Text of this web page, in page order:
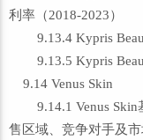
利率（2018-2023）
9.13.4 Kypris
9.13.5 Kypris
9.14 Venus Skin
9.14.1 Venus Skin
售区域、竞争对手及